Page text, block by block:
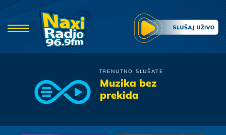
TRENUTNO SLUŠATE
Muzika bez
prekida
Moby Dick